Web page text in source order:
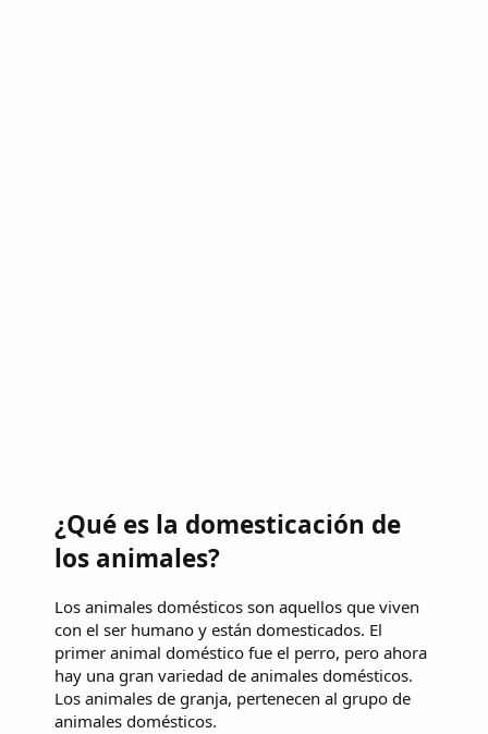
¿Qué es la domesticación de
los animales?
Los animales domésticos son aquellos que viven
con el ser humano y están domesticados. El
primer animal doméstico fue el perro, pero ahora
hay una gran variedad de animales domésticos.
Los animales de granja, pertenecen al grupo de
animales domésticos.